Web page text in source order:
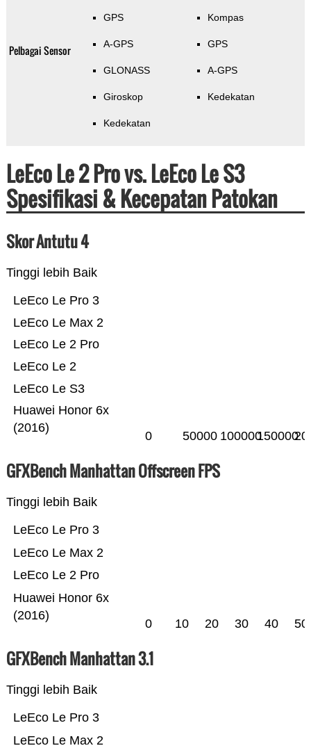
Pelbagai Sensor
GPS
A-GPS
GLONASS
Giroskop
Kedekatan
Kompas
GPS
A-GPS
Kedekatan
LeEco Le 2 Pro vs. LeEco Le S3
Spesifikasi & Kecepatan Patokan
Skor Antutu 4
Tinggi lebih Baik
Huawei Honor 6x
(2016)
LeEco Le S3
LeEco Le 2
LeEco Le 2 Pro
LeEco Le Max 2
LeEco Le Pro 3
0 50000 100000150000
GFXBench Manhattan Offscreen FPS
Tinggi lebih Baik
Huawei Honor 6x
(2016)
LeEco Le 2 Pro
LeEco Le Max 2
LeEco Le Pro 3
0 10 20 30 40 50
GFXBench Manhattan 3.1
Tinggi lebih Baik
LeEco Le Max 2
LeEco Le Pro 3